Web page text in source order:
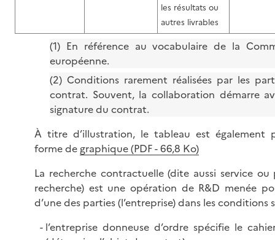
les résultats ou
autres livrables
(1) En référence au vocabulaire de la
européenne.
(2) Conditions rarement réalisées par les
contrat. Souvent, la collaboration démarre
signature du contrat.
À titre d’illustration, le tableau est également
forme degraphique (PDF - 66,8 Ko)
La recherche contractuelle (dite aussi service
recherche) est une opération de R&D menée
d’une des parties (l’entreprise) dans les conditions
l’entreprise donneuse d’ordre spécifie le